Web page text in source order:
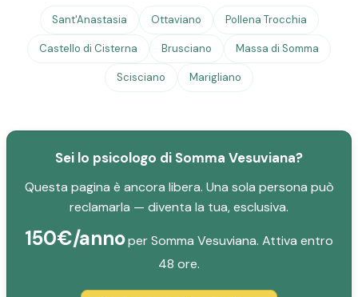
Sant'Anastasia Ottaviano Pollena Trocchia
Castello di Cisterna Brusciano Massa di Somma
Scisciano Marigliano
Sei lo psicologo di Somma Vesuviana?
Questa pagina è ancora libera. Una sola persona può
reclamarla — diventa la tua, esclusiva.
150€/annoper Somma Vesuviana. Attiva entro
48 ore.